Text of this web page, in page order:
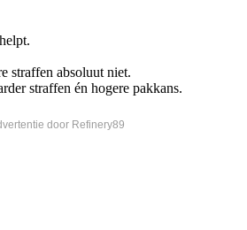
straffen absoluut niet.
straffen én hogere pakkans.
door Refinery89